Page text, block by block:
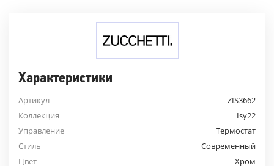
Характеристики
Артикул
ZIS3662
Коллекция
Isy22
Управление
Термостат
Стиль
Современный
Цвет
Хром